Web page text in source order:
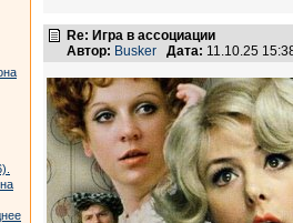
Re: Игра в ассоциации
Автор: Busker Дата: 11.10.25